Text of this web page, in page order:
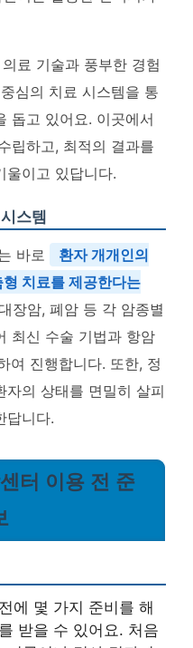
료 기술과 풍부한 경험
심의 치료 시스템을 통
돕고 있어요. 이곳에서
립하고, 최적의 결과를
울이고 있답니다.
스템
바로
환자 개개인의
치료를 제공한다는
장암, 폐암 등 각 암종별
최신 수술 기법과 항암
여 진행합니다. 또한, 정
의 상태를 면밀히 살피
답니다.
터 이용 전 준
에 몇 가지 준비를 해
받을 수 있어요. 처음